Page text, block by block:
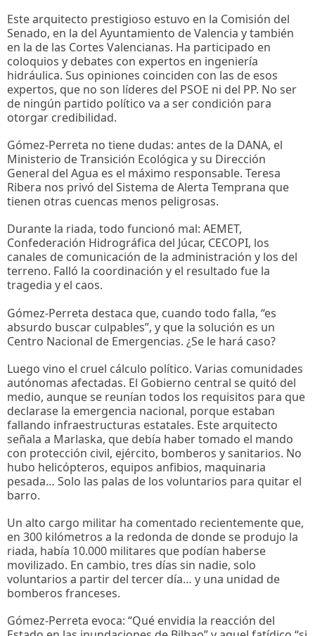
Este arquitecto prestigioso estuvo en la Comisión del
Senado, en la del Ayuntamiento de Valencia y también
en la de las Cortes Valencianas. Ha participado en
coloquios y debates con expertos en ingeniería
hidráulica. Sus opiniones coinciden con las de esos
expertos, que no son líderes del PSOE ni del PP. No ser
de ningún partido político va a ser condición para
otorgar credibilidad.
Gómez-Perreta no tiene dudas: antes de la DANA, el
Ministerio de Transición Ecológica y su Dirección
General del Agua es el máximo responsable. Teresa
Ribera nos privó del Sistema de Alerta Temprana que
tienen otras cuencas menos peligrosas.
Durante la riada, todo funcionó mal: AEMET,
Confederación Hidrográfica del Júcar, CECOPI, los
canales de comunicación de la administración y los del
terreno. Falló la coordinación y el resultado fue la
tragedia y el caos.
Gómez-Perreta destaca que, cuando todo falla, “es
absurdo buscar culpables”, y que la solución es un
Centro Nacional de Emergencias. ¿Se le hará caso?
Luego vino el cruel cálculo político. Varias comunidades
autónomas afectadas. El Gobierno central se quitó del
medio, aunque se reunían todos los requisitos para que
declarase la emergencia nacional, porque estaban
fallando infraestructuras estatales. Este arquitecto
señala a Marlaska, que debía haber tomado el mando
con protección civil, ejército, bomberos y sanitarios. No
hubo helicópteros, equipos anfibios, maquinaria
pesada… Solo las palas de los voluntarios para quitar el
barro.
Un alto cargo militar ha comentado recientemente que,
en 300 kilómetros a la redonda de donde se produjo la
riada, había 10.000 militares que podían haberse
movilizado. En cambio, tres días sin nadie, solo
voluntarios a partir del tercer día… y una unidad de
bomberos franceses.
Gómez-Perreta evoca: “Qué envidia la reacción del